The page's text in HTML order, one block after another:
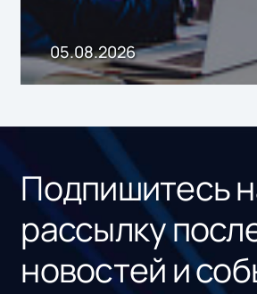
05.08.2026
Подпишитесь
рассылку
новостей и